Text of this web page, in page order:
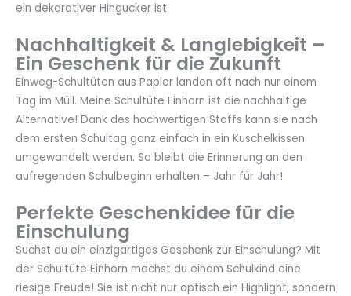
ein dekorativer Hingucker ist.
Nachhaltigkeit & Langlebigkeit –
Ein Geschenk für die Zukunft
Einweg-Schultüten aus Papier landen oft nach nur einem
Tag im Müll. Meine Schultüte Einhorn ist die nachhaltige
Alternative! Dank des hochwertigen Stoffs kann sie nach
dem ersten Schultag ganz einfach in ein Kuschelkissen
umgewandelt werden. So bleibt die Erinnerung an den
aufregenden Schulbeginn erhalten – Jahr für Jahr!
Perfekte Geschenkidee für die
Einschulung
Suchst du ein einzigartiges Geschenk zur Einschulung? Mit
der Schultüte Einhorn machst du einem Schulkind eine
riesige Freude! Sie ist nicht nur optisch ein Highlight, sondern